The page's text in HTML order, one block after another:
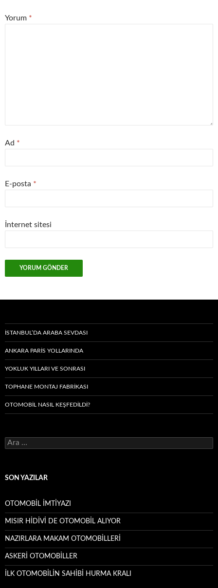
Yorum *
Ad *
E-posta *
İnternet sitesi
İSTANBUL’DA ARABA SEVDASI
ANKARA PARIS YOLLARINDA
YOKLUK YILLARI VE SONRASI
TOPHANE MONTAJ FABRIKASI
OTOMOBIL NASIL KEŞFEDILDI?
Arama:
SON YAZILAR
OTOMOBİL İMTİYAZI
MISIR HİDİVİ DE OTOMOBİL ALIYOR
NAZIRLARA MAKAM OTOMOBİLLERİ
ASKERİ OTOMOBİLLER
İLK OTOMOBİLİN SAHİBİ HURMA KRALI